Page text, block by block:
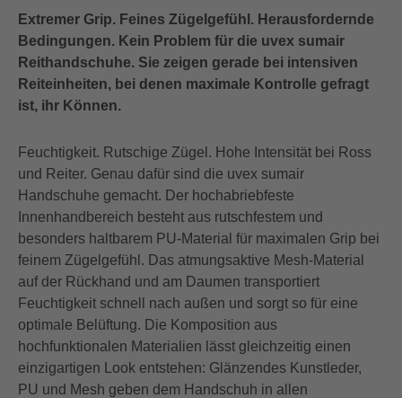
Extremer Grip. Feines Zügelgefühl. Herausfordernde
Bedingungen. Kein Problem für die uvex sumair
Reithandschuhe. Sie zeigen gerade bei intensiven
Reiteinheiten, bei denen maximale Kontrolle gefragt
ist, ihr Können.
Feuchtigkeit. Rutschige Zügel. Hohe Intensität bei Ross
und Reiter. Genau dafür sind die uvex sumair
Handschuhe gemacht. Der hochabriebfeste
Innenhandbereich besteht aus rutschfestem und
besonders haltbarem PU-Material für maximalen Grip bei
feinem Zügelgefühl. Das atmungsaktive Mesh-Material
auf der Rückhand und am Daumen transportiert
Feuchtigkeit schnell nach außen und sorgt so für eine
optimale Belüftung. Die Komposition aus
hochfunktionalen Materialien lässt gleichzeitig einen
einzigartigen Look entstehen: Glänzendes Kunstleder,
PU und Mesh geben dem Handschuh in allen